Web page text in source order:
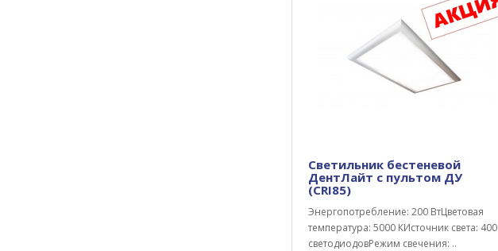
Светильник бестеневой
ДентЛайт с пультом ДУ
(CRI85)
Энергопотребление: 200 ВтЦветовая
температура: 5000 КИсточник света: 400
светодиодовРежим свечения: ..